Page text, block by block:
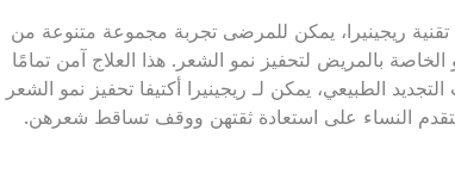
ريجينيرا، يمكن للمرضى تجربة مجموعة متنوعة من
بالمريض لتحفيز نمو الشعر. هذا العلاج آمن تمامًا
الطبيعي، يمكن لـ ريجينيرا أكتيفا تحفيز نمو الشعر
النساء على استعادة ثقتهن ووقف تساقط شعرهن.